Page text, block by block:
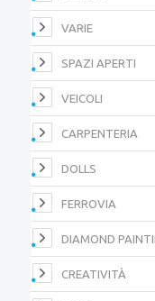
VARIE
SPAZI APERTI
VEICOLI
CARPENTERIA
DOLLS
FERROVIA
DIAMOND
CREATIVITÀ